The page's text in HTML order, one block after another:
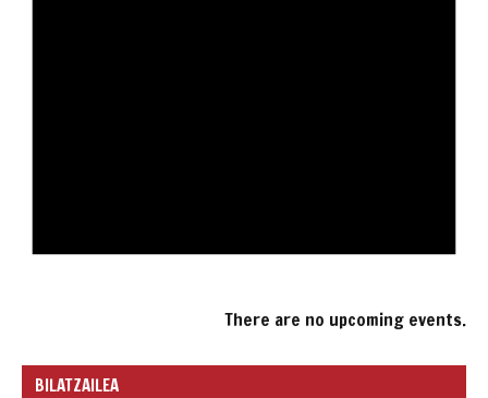
There are no upcoming events.
BILATZAILEA